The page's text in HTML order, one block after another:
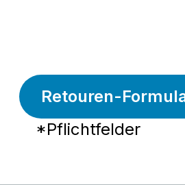
Retouren-
*Pflichtfelder